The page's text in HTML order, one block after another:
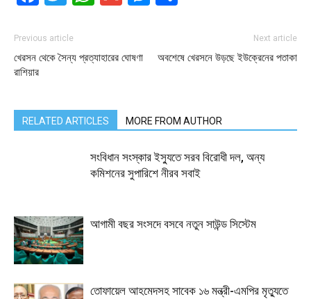
Previous article
খেরসন থেকে সৈন্য প্রত্যাহারের ঘোষণা
রাশিয়ার
Next article
অবশেষে খেরসনে উড়ছে ইউক্রেনের পতাকা
RELATED ARTICLES MORE FROM AUTHOR
সংবিধান সংস্কার ইস্যুতে সরব বিরোধী দল, অন্য
কমিশনের সুপারিশে নীরব সবাই
আগামী বছর সংসদে বসবে নতুন সাউন্ড সিস্টেম
তোফায়েল আহমেদসহ সাবেক ১৬ মন্ত্রী-এমপির মৃত্যুতে